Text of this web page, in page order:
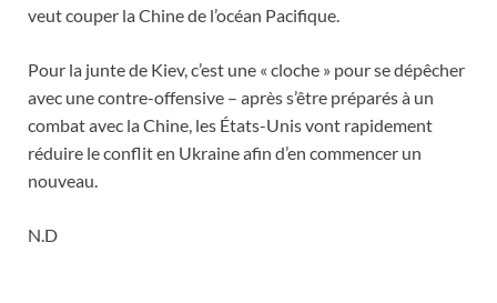
veut couper la Chine de l’océan Pacifique.
Pour la junte de Kiev, c’est une « cloche » pour se dépêcher
avec une contre-offensive – après s’être préparés à un
combat avec la Chine, les États-Unis vont rapidement
réduire le conflit en Ukraine afin d’en commencer un
nouveau.
N.D